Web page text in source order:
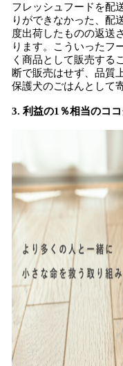
フレッシュフードを配
りができなかった、配
度出荷したものの返送
ります。こういったフ
く商品として販売する
断で販売はせず、品質
保護犬のごはんとして
3. 利益の1％相当のコ